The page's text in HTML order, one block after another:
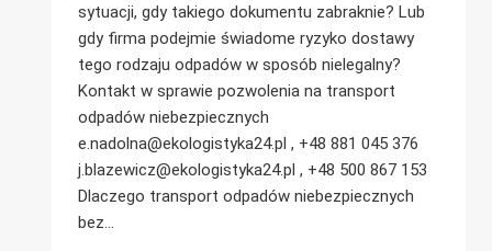
sytuacji, gdy takiego dokumentu zabraknie? Lub
gdy firma podejmie świadome ryzyko dostawy
tego rodzaju odpadów w sposób nielegalny?
Kontakt w sprawie pozwolenia na transport
odpadów niebezpiecznych
e.nadolna@ekologistyka24.pl , +48 881 045 376
j.blazewicz@ekologistyka24.pl , +48 500 867 153
Dlaczego transport odpadów niebezpiecznych
bez…